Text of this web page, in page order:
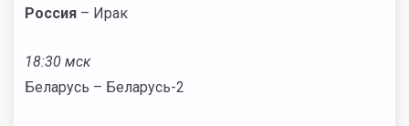
Россия – Ирак
18:30 мск
Беларусь – Беларусь-2